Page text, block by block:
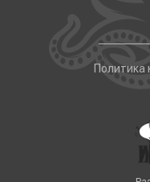
Политика